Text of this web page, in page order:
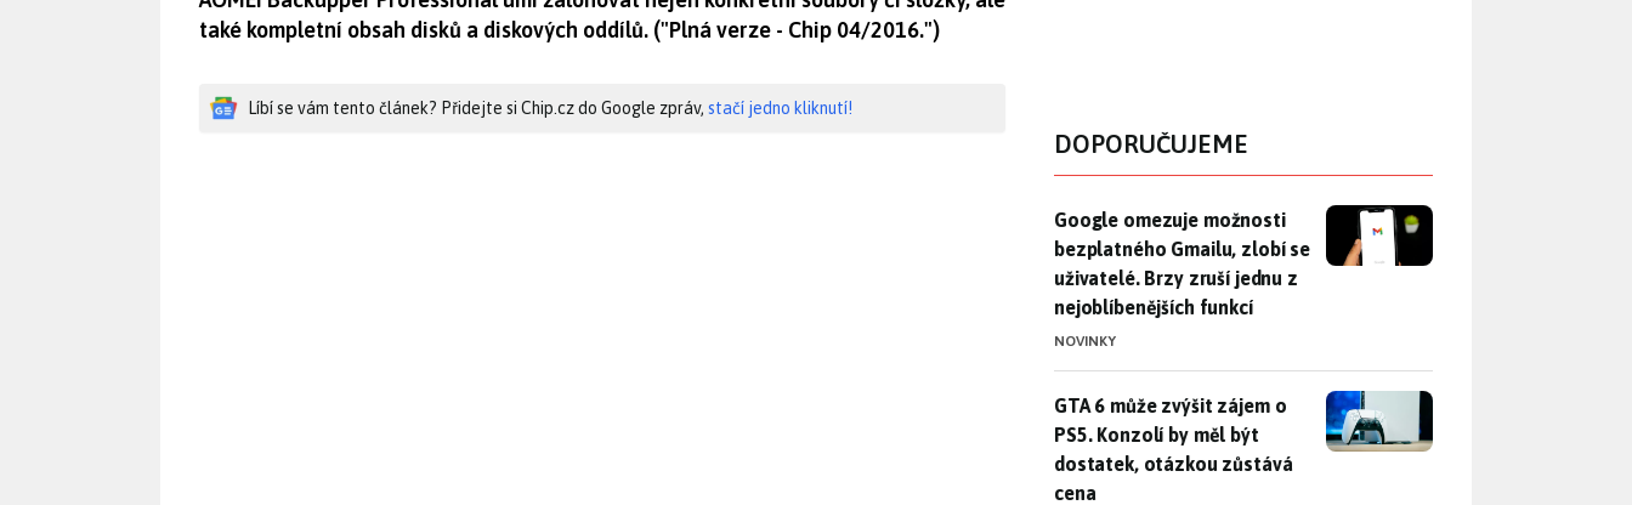
také kompletní obsah disků a diskových oddílů. ("Plná verze - Chip 04/2016.")
Líbí se vám tento článek? Přidejte si Chip.cz do Google zpráv, stačí jedno kliknutí!
DOPORUČUJEME
Google omezuje možnosti bezplatného Gmailu, zlobí se
Google omezuje možnosti
bezplatného Gmailu, zlobí se
uživatelé. Brzy zruší jednu z
nejoblíbenějších funkcí
NOVINKY
GTA 6 může zvýšit zájem o PS5. Konzolí by měl být dostatek,
GTA 6 může zvýšit zájem o
PS5. Konzolí by měl být
dostatek, otázkou zůstává
cena